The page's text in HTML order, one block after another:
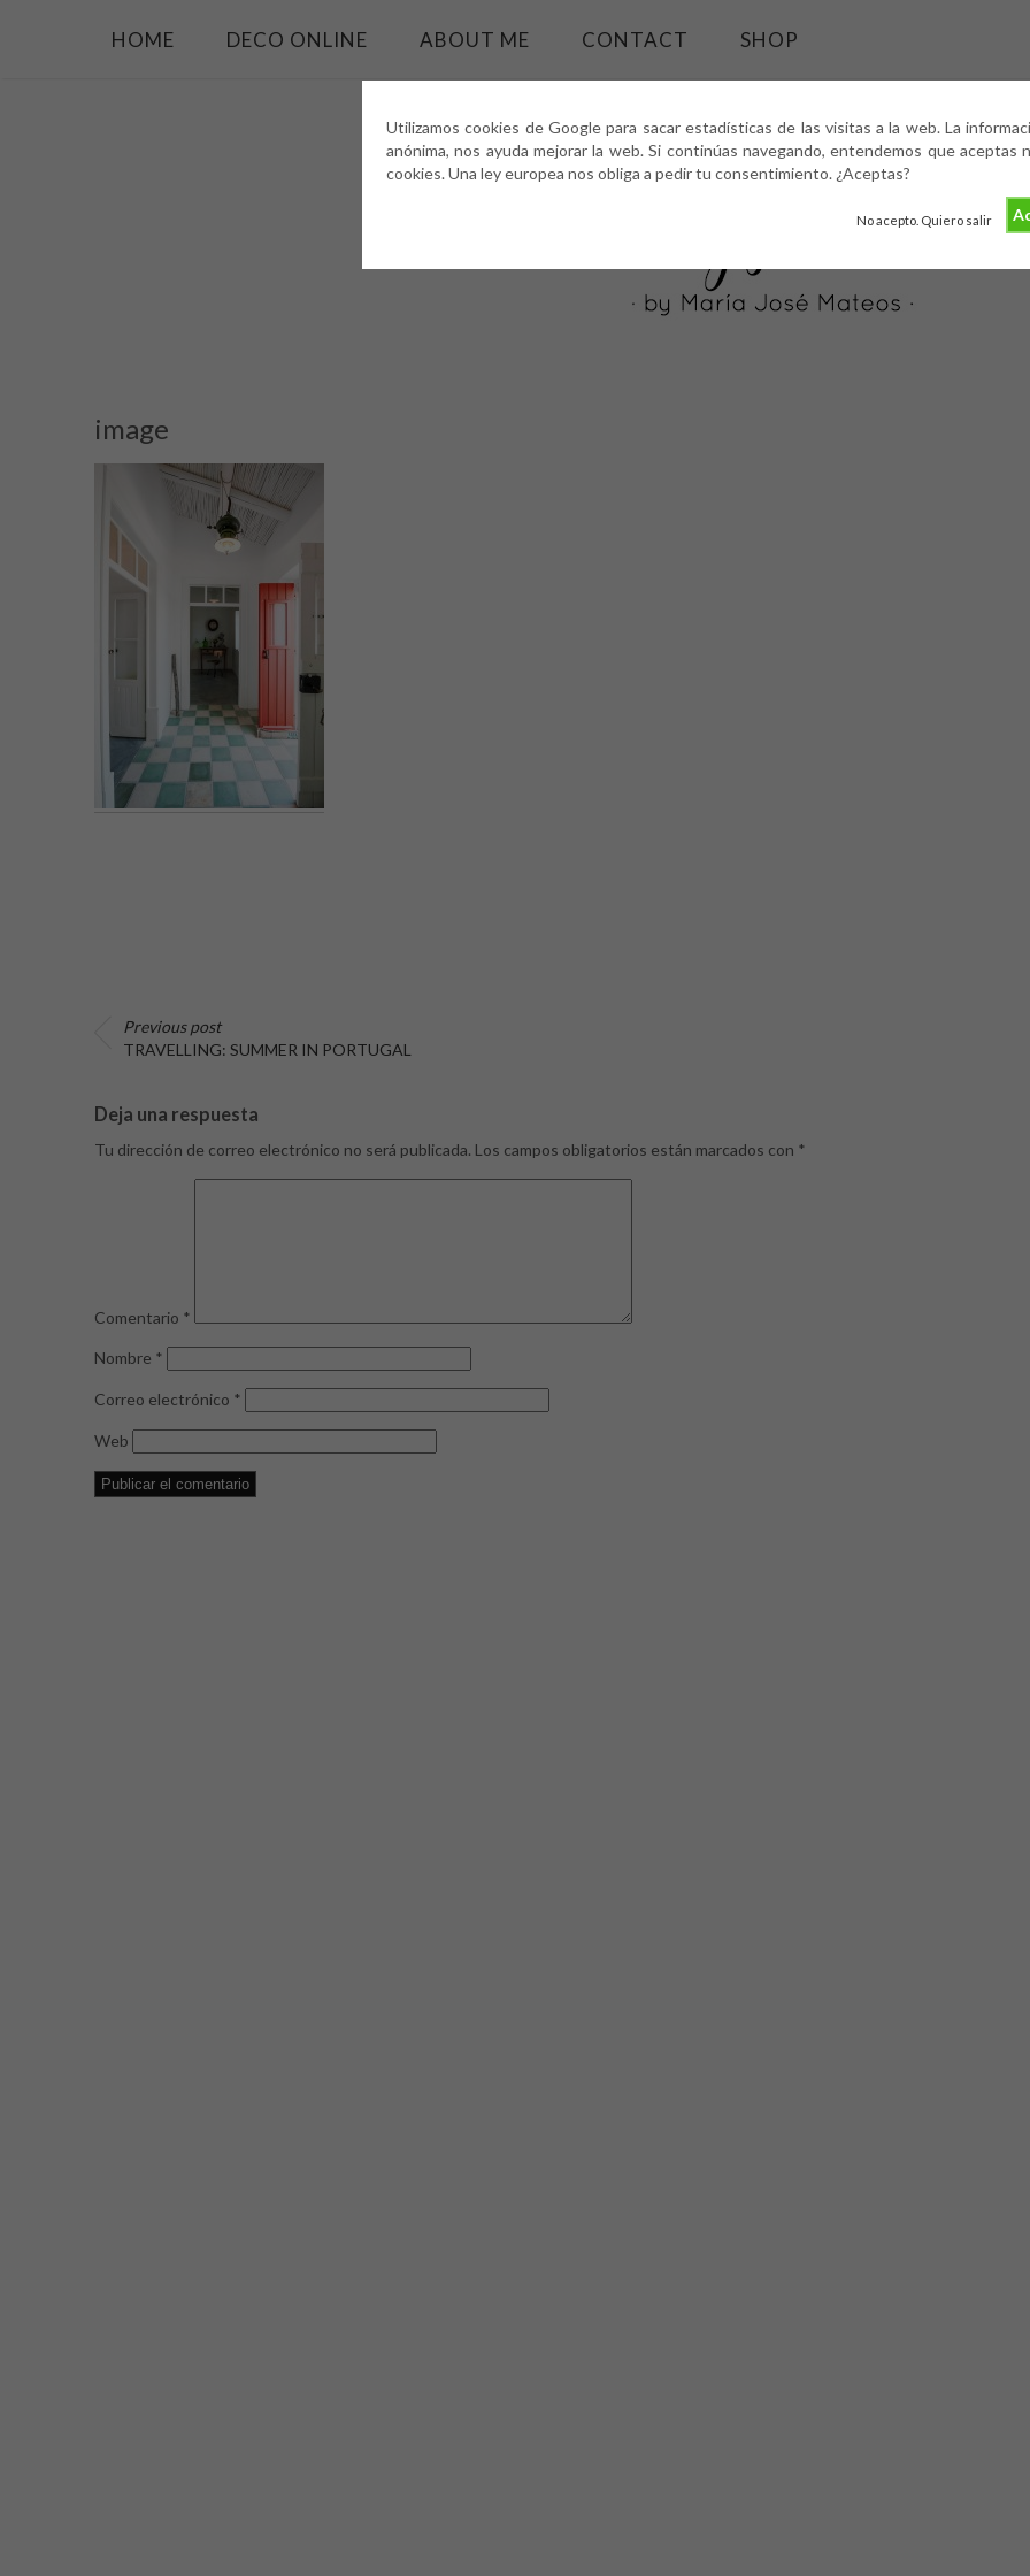
Utilizamos cookies de Google para sacar estadísticas de las visitas a la web. La
anónima, nos ayuda mejorar la web. Si continúas navegando, entendemos que aceptas
cookies. Una ley europea nos obliga a pedir tu consentimiento. ¿Aceptas?
No acepto. Quiero salir
HOME DECO ONLINE ABOUT ME CONTACT SHOP
image
Previous post
TRAVELLING: SUMMER IN PORTUGAL
Deja una respuesta
Tu dirección de correo electrónico no será publicada. Los campos obligatorios están marcados con *
Comentario *
Nombre *
Correo electrónico *
Web